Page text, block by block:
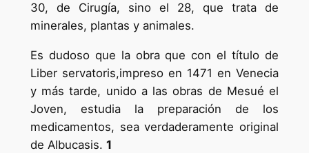
30, de Cirugía, sino el 28, que trata de
minerales, plantas y animales.
Es dudoso que la obra que con el título de
Liber servatoris,impreso en 1471 en Venecia
y más tarde, unido a las obras de Mesué el
Joven, estudia la preparación de los
medicamentos, sea verdaderamente original
de Albucasis. 1